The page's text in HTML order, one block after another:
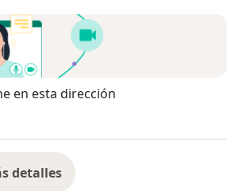
en esta dirección
detalles
la dirección